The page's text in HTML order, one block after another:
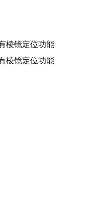
棱镜定位功能
棱镜定位功能